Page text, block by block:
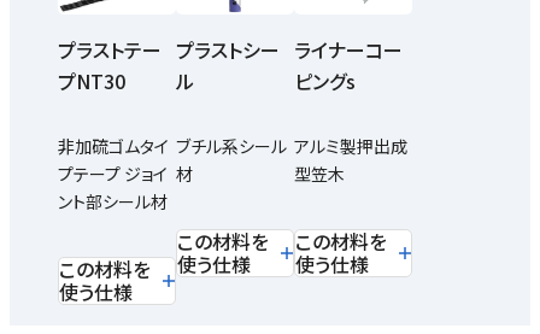
プラストテー
プNT30
非加硫ゴムタイ
プテープ ジョイ
ント部シール材
この材料を
使う仕様
プラストシー
ル
ブチル系シール
材
この材料を
使う仕様
ライナーコー
ピングs
アルミ製押出成
型笠木
この材料を
使う仕様